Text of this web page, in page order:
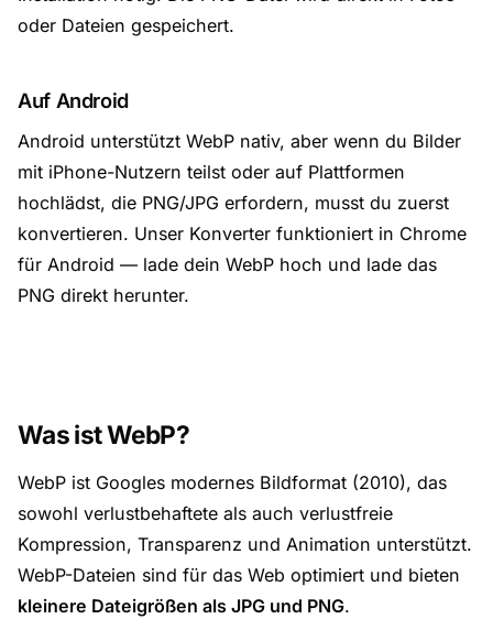
oder Dateien gespeichert.
Auf Android
Android unterstützt WebP nativ, aber wenn du Bilder
mit iPhone-Nutzern teilst oder auf Plattformen
hochlädst, die PNG/JPG erfordern, musst du zuerst
konvertieren. Unser Konverter funktioniert in Chrome
für Android — lade dein WebP hoch und lade das
PNG direkt herunter.
Was ist WebP?
WebP ist Googles modernes Bildformat (2010), das
sowohl verlustbehaftete als auch verlustfreie
Kompression, Transparenz und Animation unterstützt.
WebP-Dateien sind für das Web optimiert und bieten
kleinere Dateigrößen als JPG und PNG.